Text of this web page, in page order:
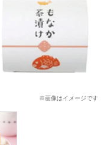
※画像はイメージです